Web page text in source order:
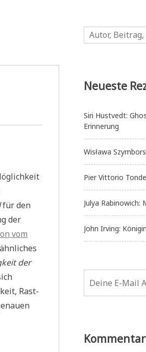
für den
der
vom
der
Rast-
Suchen
Neueste
Siri Hustvedt:
Erinnerung
Wisława
Pier Vittorio
Julya Rabinowich:
John Irving: